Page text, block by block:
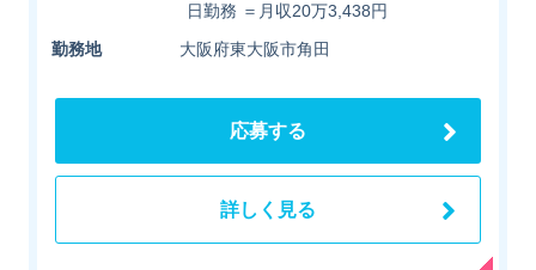
日勤務 ＝月収20万3,438円
勤務地
大阪府東大阪市角田
応募する
詳しく見る